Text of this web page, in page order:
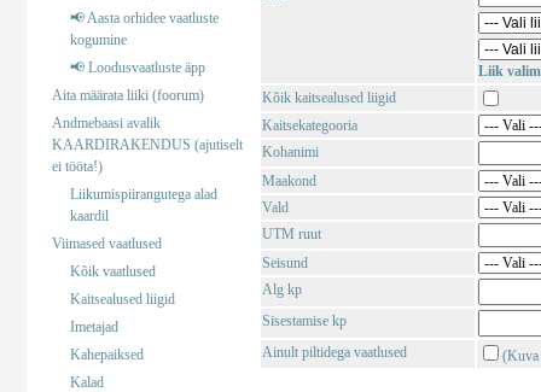
📢 Aasta orhidee vaatluste
kogumine
📢 Loodusvaatluste äpp
Aita määrata liiki (foorum)
Andmebaasi avalik
KAARDIRAKENDUS (ajutiselt
ei tööta!)
Liikumispiirangutega alad
kaardil
Viimased vaatlused
Kõik vaatlused
Kaitsealused liigid
Imetajad
Kahepaiksed
Kalad
Liik
Kõik kaitsealused liigid
Kaitsekategooria
Kohanimi
Maakond
Vald
UTM ruut
Seisund
Alg kp
Sisestamise kp
Ainult piltidega vaatlused
(Kuva